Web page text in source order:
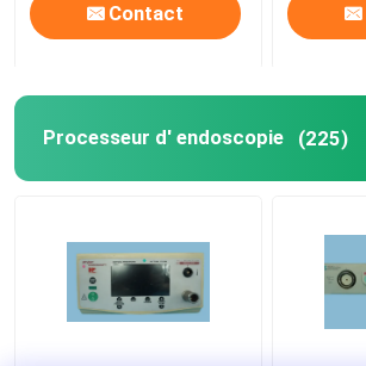
Contact
Processeur d' endoscopie (225)